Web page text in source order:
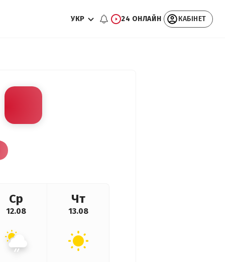
УКР 24 ОНЛАЙН КАБІНЕТ
Ср
12.08
Чт
13.08